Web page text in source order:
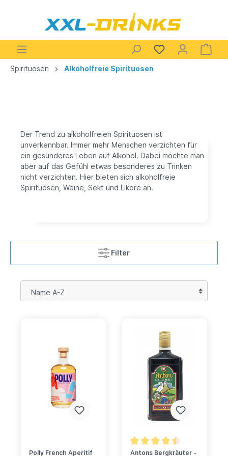
Spirituosen Alkoholfreie Spirituosen
Der Trend zu alkoholfreien Spirituosen ist
unverkennbar. Immer mehr Menschen verzichten für
ein gesünderes Leben auf Alkohol. Dabei möchte man
aber auf das Gefühl etwas besonderes zu Trinken
nicht verzichten. Hier bieten sich alkoholfreie
Spirituosen, Weine, Sekt und Liköre an.
Filter
Polly French Aperitif
Antons Bergkräuter -